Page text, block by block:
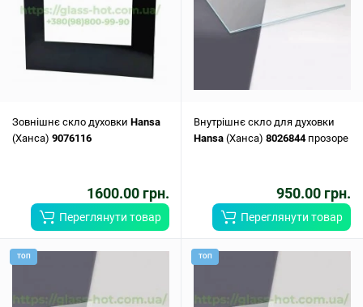
Зовнішнє скло духовки Hansa
(Ханса) 9076116
1600.00 грн.
Переглянути товар
Внутрішнє скло для духовки
Hansa (Ханса) 8026844прозоре
950.00 грн.
Переглянути товар
ТОП ТОП